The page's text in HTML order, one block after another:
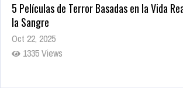
5 Películas de Terror Basadas en la Vida
la Sangre
Oct 22, 2025
1335 Views
Revive el terror: El conjuro 4: Últimos ritos